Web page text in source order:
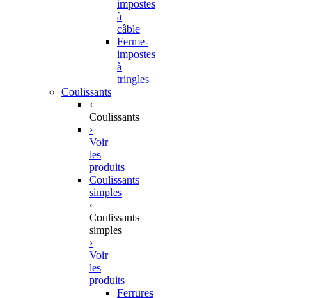
impostes
à
câble
Ferme-
impostes
à
tringles
Coulissants
‹
Coulissants
›
Voir
les
produits
Coulissants
simples
‹
Coulissants
simples
›
Voir
les
produits
Ferrures